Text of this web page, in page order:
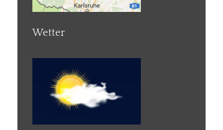
Wetter